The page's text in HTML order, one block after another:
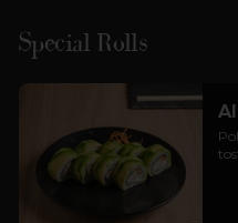
Special Rolls